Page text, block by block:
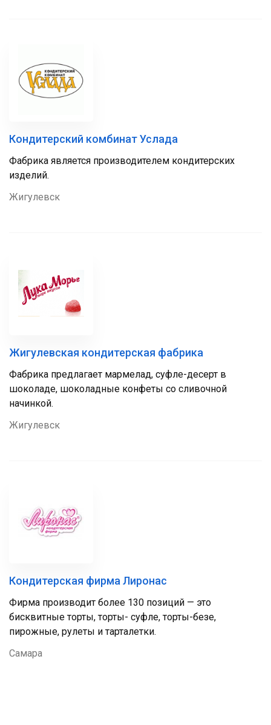
Кондитерский комбинат Услада
Фабрика является производителем кондитерских
изделий.
Жигулевск
Жигулевская кондитерская фабрика
Фабрика предлагает мармелад, суфле-десерт в
шоколаде, шоколадные конфеты со сливочной
начинкой.
Жигулевск
Кондитерская фирма Лиронас
Фирма производит более 130 позиций — это
бисквитные торты, торты- суфле, торты-безе,
пирожные, рулеты и тарталетки.
Самара